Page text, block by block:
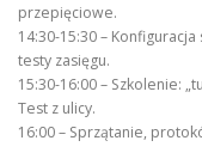
przepięciowe.
14:30-15:30 –
testy zasięgu.
15:30-16:00 – Szkolenie:
Test z ulicy.
16:00 – Sprzątanie,